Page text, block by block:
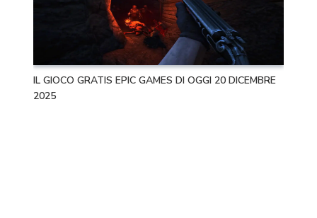
IL GIOCO GRATIS EPIC GAMES DI OGGI 20 DICEMBRE
2025